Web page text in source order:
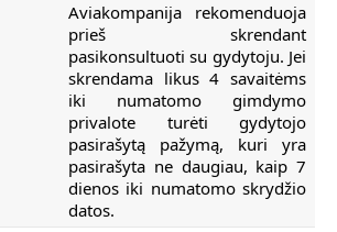
Aviakompanija rekomenduoja
prieš skrendant
pasikonsultuoti su gydytoju. Jei
skrendama likus 4 savaitėms
iki numatomo gimdymo
privalote turėti gydytojo
pasirašytą pažymą, kuri yra
pasirašyta ne daugiau, kaip 7
dienos iki numatomo skrydžio
datos.